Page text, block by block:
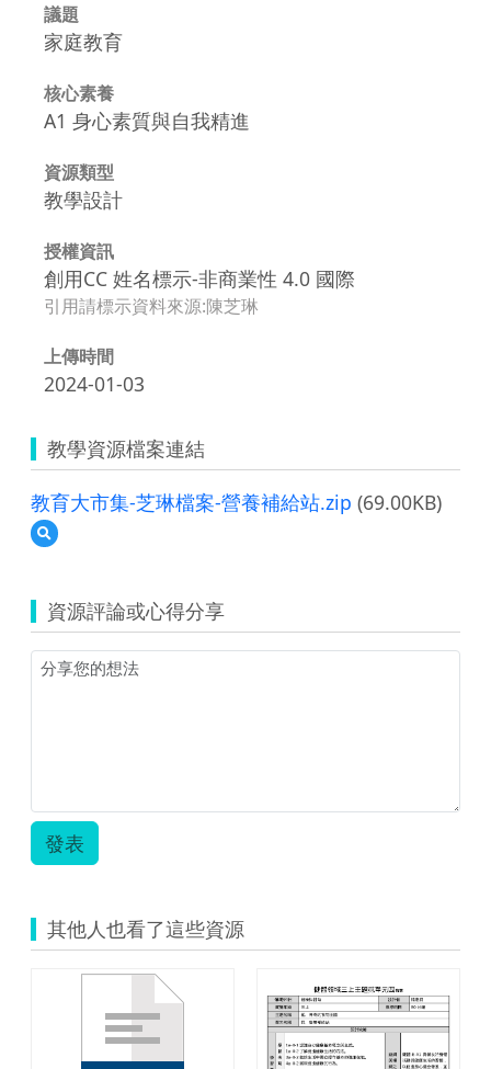
議題
家庭教育
核心素養
A1 身心素質與自我精進
資源類型
教學設計
授權資訊
創用CC 姓名標示-非商業性 4.0 國際
引用請標示資料來源:陳芝琳
上傳時間
2024-01-03
教學資源檔案連結
教育大市集-芝琳檔案-營養補給站.zip (69.00KB)
預
覽
大
市
集-
芝
給
站.zip
資源評論或心得分享
發表
其他人也看了這些資源